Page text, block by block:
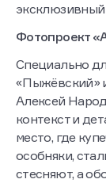
эксклюзивный
Фотопроект
Специально
«Пыжёвский»
Алексей
контекст и
место, где
особняки,
стесняют, а